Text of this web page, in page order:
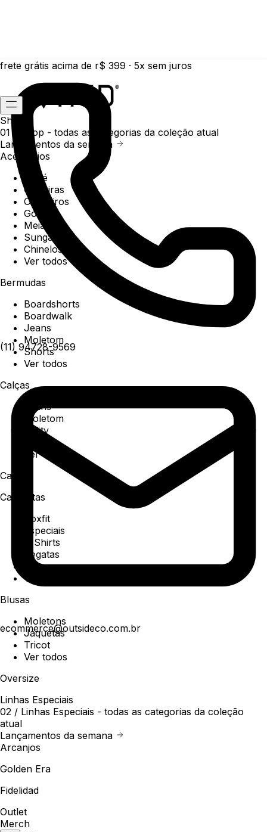
frete grátis acima de r$ 399 · 5x sem juros
(11) 94728-9569
ecommerce@outsideco.com.br
Shop
01 /
Shop - todas as categorias da coleção atual
Lançamentos da semana
Acessórios
Boné
Carteiras
Chaveiros
Gorros
Meias
Sunga
Chinelos
Ver todos
Bermudas
Boardshorts
Boardwalk
Jeans
Moletom
Shorts
Ver todos
Calças
Jeans
Moletom
Utility
Ver todos
Camisa
Camisetas
Boxfit
Especiais
T-Shirts
Regatas
Polo
Ver todos
Blusas
Moletons
Jaquetas
Tricot
Ver todos
Oversize
Linhas Especiais
02 / Linhas Especiais - todas as categorias da coleção
atual
Lançamentos da semana
Arcanjos
Golden Era
Fidelidad
Outlet
Merch